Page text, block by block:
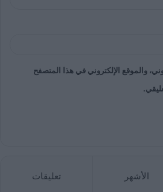
والموقع الإلكتروني في هذا المتصفح
الأشهر تعليقات